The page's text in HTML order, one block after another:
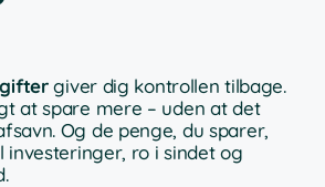
giver dig kontrollen tilbage.
at spare mere – uden at det
Og de penge, du sparer,
investeringer, ro i sindet og